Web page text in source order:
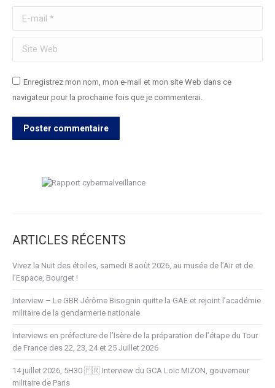
E-mail *
Site Web
Enregistrez mon nom, mon e-mail et mon site Web dans ce
navigateur pour la prochaine fois que je commenterai.
Poster commentaire
ARTICLES RÉCENTS
Vivez la Nuit des étoiles, samedi 8 août 2026, au musée de l’Air et de
l’Espace, Bourget !
Interview – Le GBR Jérôme Bisognin quitte la GAE et rejoint l’académie
militaire de la gendarmerie nationale
Interviews en préfecture de l’Isère de la préparation de l’étape du Tour
de France des 22, 23, 24 et 25 Juillet 2026
14 juillet 2026, 5H30 🇫🇷 Interview du GCA Loïc MIZON, gouverneur
militaire de Paris